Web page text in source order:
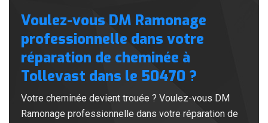
Voulez-vous DM Ramonage
professionnelle dans votre
réparation de cheminée à
Tollevast dans le 50470 ?
Votre cheminée devient trouée ? Voulez-vous DM
Ramonage professionnelle dans votre réparation de